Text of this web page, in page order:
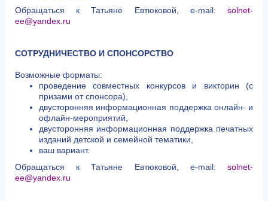
Обращаться к Татьяне Евтюковой, e-mail: solnet-
ee@yandex.ru
СОТРУДНИЧЕСТВО И СПОНСОРСТВО
Возможные форматы:
проведение совместных конкурсов и викторин (с
призами от спонсора),
двусторонняя информационная поддержка онлайн- и
офлайн-мероприятий,
двусторонняя информационная поддержка печатных
изданий детской и семейной тематики,
ваш вариант.
Обращаться к Татьяне Евтюковой, e-mail: solnet-
ee@yandex.ru